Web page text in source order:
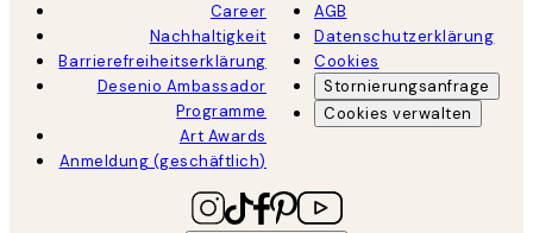
Career
Nachhaltigkeit
Barrierefreiheitserklärung
Desenio Ambassador
Programme
Art Awards
Anmeldung (geschäftlich)
AGB
Datenschutzerklärung
Cookies
Stornierungsanfrage
Cookies verwalten